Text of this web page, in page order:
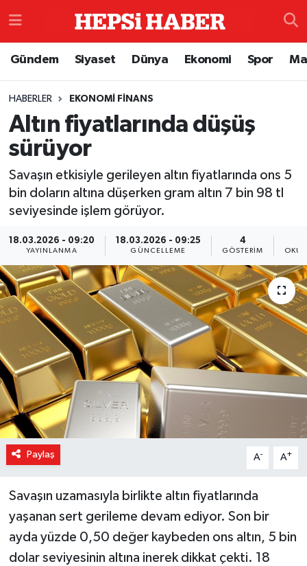
Gündem Siyaset Dünya Ekonomi Spor
HABERLER EKONOMI FINANS
Altın fiyatlarında düşüş
sürüyor
Savaşın etkisiyle gerileyen altın fiyatlarında ons 5
bin doların altına düşerken gram altın 7 bin 98 tl
seviyesinde işlem görüyor.
18.03.2026 - 09:20
YAYINLANMA
18.03.2026 - 09:25
GÜNCELLEME
4
GÖSTERIM
Paylaş A- A+
Savaşın uzamasıyla birlikte altın fiyatlarında
yaşanan sert gerileme devam ediyor. Son bir
ayda yüzde 0,50 değer kaybeden ons altın, 5 bin
dolar seviyesinin altına inerek dikkat çekti. 18
Çevre
Dünya
Eğitim
Gündem
Magazin
Özel Haber
Sağlık
Siyaset
İzmir Namaz Vakitleri
İstanbul Trafik Yoğunluk Haritası
Süper Lig Puan Durumu ve Fikstür
Haber Arşivi